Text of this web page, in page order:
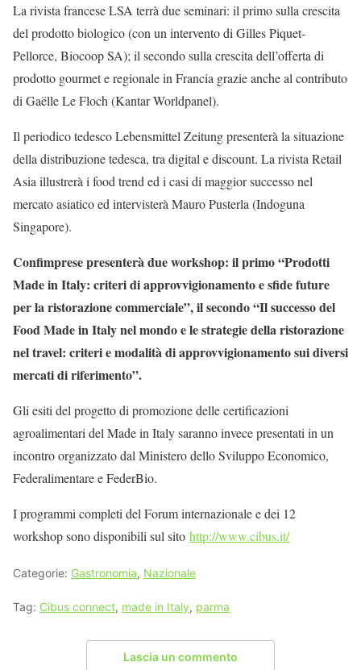
La rivista francese LSA terrà due seminari: il primo sulla crescita
del prodotto biologico (con un intervento di Gilles Piquet-
Pellorce, Biocoop SA); il secondo sulla crescita dell’offerta di
prodotto gourmet e regionale in Francia grazie anche al contributo
di Gaëlle Le Floch (Kantar Worldpanel).
Il periodico tedesco Lebensmittel Zeitung presenterà la situazione
della distribuzione tedesca, tra digital e discount. La rivista Retail
Asia illustrerà i food trend ed i casi di maggior successo nel
mercato asiatico ed intervisterà Mauro Pusterla (Indoguna
Singapore).
Confimprese presenterà due workshop: il primo “Prodotti
Made in Italy: criteri di approvvigionamento e sfide future
per la ristorazione commerciale”, il secondo “Il successo del
Food Made in Italy nel mondo e le strategie della ristorazione
nel travel: criteri e modalità di approvvigionamento sui diversi
mercati di riferimento”.
Gli esiti del progetto di promozione delle certificazioni
agroalimentari del Made in Italy saranno invece presentati in un
incontro organizzato dal Ministero dello Sviluppo Economico,
Federalimentare e FederBio.
I programmi completi del Forum internazionale e dei 12
workshop sono disponibili sul sito http://www.cibus.it/
Categorie: Gastronomia, Nazionale
Tag: Cibus connect, made in Italy, parma
Lascia un commento